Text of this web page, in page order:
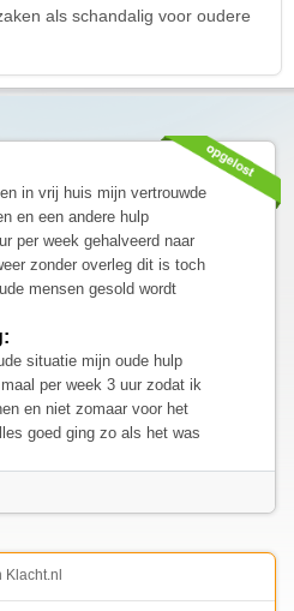
als schandalig voor oudere
in vrij huis mijn vertrouwde
en een andere hulp
per week gehalveerd naar
zonder overleg dit is toch
mensen gesold wordt
situatie mijn oude hulp
per week 3 uur zodat ik
en niet zomaar voor het
goed ging zo als het was
Klacht.nl